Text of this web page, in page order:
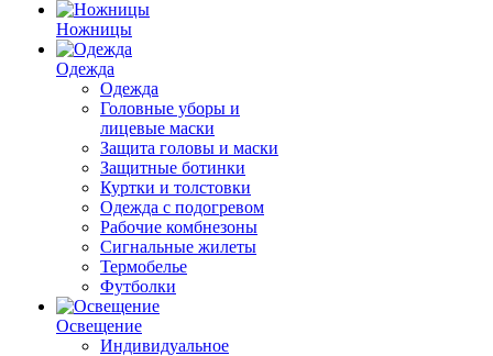
Ножницы
Одежда
Одежда
Головные уборы и
лицевые маски
Защита головы и маски
Защитные ботинки
Куртки и толстовки
Одежда с подогревом
Рабочие комбнезоны
Сигнальные жилеты
Термобелье
Футболки
Освещение
Индивидуальное